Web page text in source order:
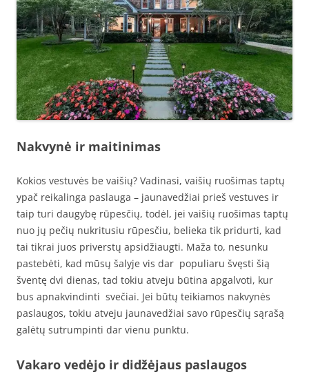
Nakvynė ir maitinimas
Kokios vestuvės be vaišių? Vadinasi, vaišių ruošimas taptų
ypač reikalinga paslauga – jaunavedžiai prieš vestuves ir
taip turi daugybę rūpesčių, todėl, jei vaišių ruošimas taptų
nuo jų pečių nukritusiu rūpesčiu, belieka tik pridurti, kad
tai tikrai juos priverstų apsidžiaugti. Maža to, nesunku
pastebėti, kad mūsų šalyje vis dar populiaru švęsti šią
šventę dvi dienas, tad tokiu atveju būtina apgalvoti, kur
bus apnakvindinti svečiai. Jei būtų teikiamos nakvynės
paslaugos, tokiu atveju jaunavedžiai savo rūpesčių sąrašą
galėtų sutrumpinti dar vienu punktu.
Vakaro vedėjo ir didžėjaus paslaugos